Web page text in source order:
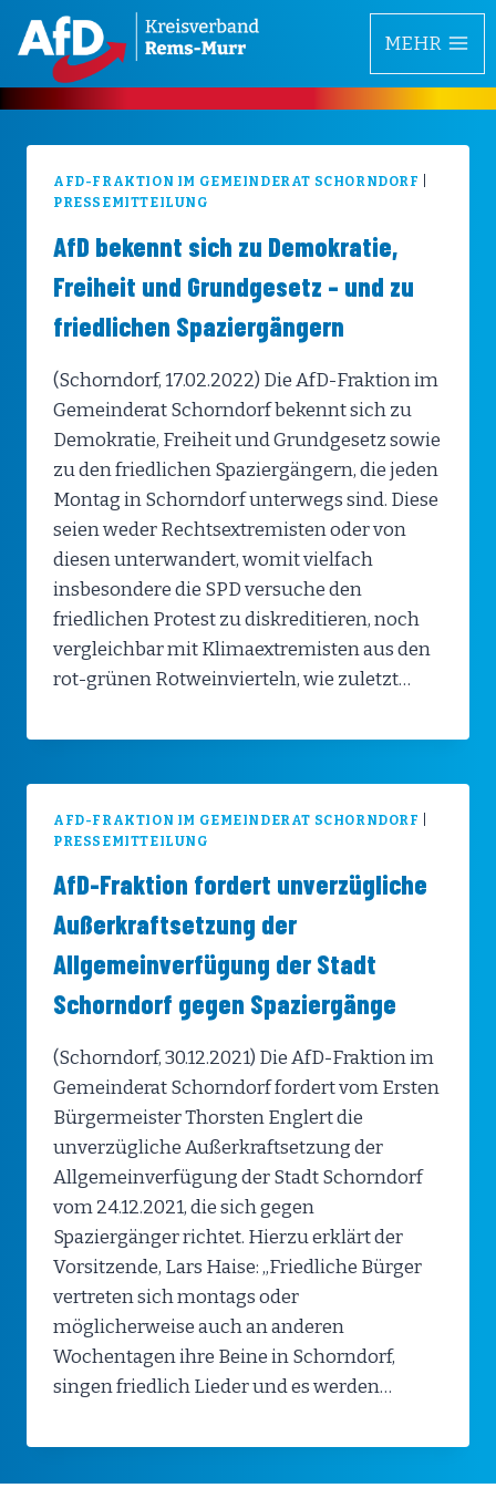
Inhalt
springen
MEHR
AFD-FRAKTION IM GEMEINDERAT SCHORNDORF
PRESSEMITTEILUNG
AfD bekennt sich zu Demokratie,
Freiheit und Grundgesetz – und zu
friedlichen Spaziergängern
(Schorndorf, 17.02.2022) Die AfD-Fraktion im
Gemeinderat Schorndorf bekennt sich zu
Demokratie, Freiheit und Grundgesetz sowie
zu den friedlichen Spaziergängern, die jeden
Montag in Schorndorf unterwegs sind. Diese
seien weder Rechtsextremisten oder von
diesen unterwandert, womit vielfach
insbesondere die SPD versuche den
friedlichen Protest zu diskreditieren, noch
vergleichbar mit Klimaextremisten aus den
rot-grünen Rotweinvierteln, wie zuletzt…
AFD-FRAKTION IM GEMEINDERAT SCHORNDORF
PRESSEMITTEILUNG
AfD-Fraktion fordert unverzügliche
Außerkraftsetzung der
Allgemeinverfügung der Stadt
Schorndorf gegen Spaziergänge
(Schorndorf, 30.12.2021) Die AfD-Fraktion im
Gemeinderat Schorndorf fordert vom Ersten
Bürgermeister Thorsten Englert die
unverzügliche Außerkraftsetzung der
Allgemeinverfügung der Stadt Schorndorf
vom 24.12.2021, die sich gegen
Spaziergänger richtet. Hierzu erklärt der
Vorsitzende, Lars Haise: „Friedliche Bürger
vertreten sich montags oder
möglicherweise auch an anderen
Wochentagen ihre Beine in Schorndorf,
singen friedlich Lieder und es werden…